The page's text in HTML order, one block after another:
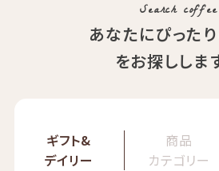
Search coffee
あなたにぴった
をお探ししま
ギフト&
デイリー
商品
カテゴリー